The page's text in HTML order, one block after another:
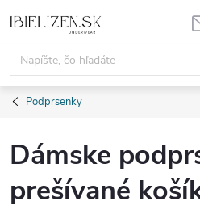
na
obsah
Podprsenky
Dámske
prešívané